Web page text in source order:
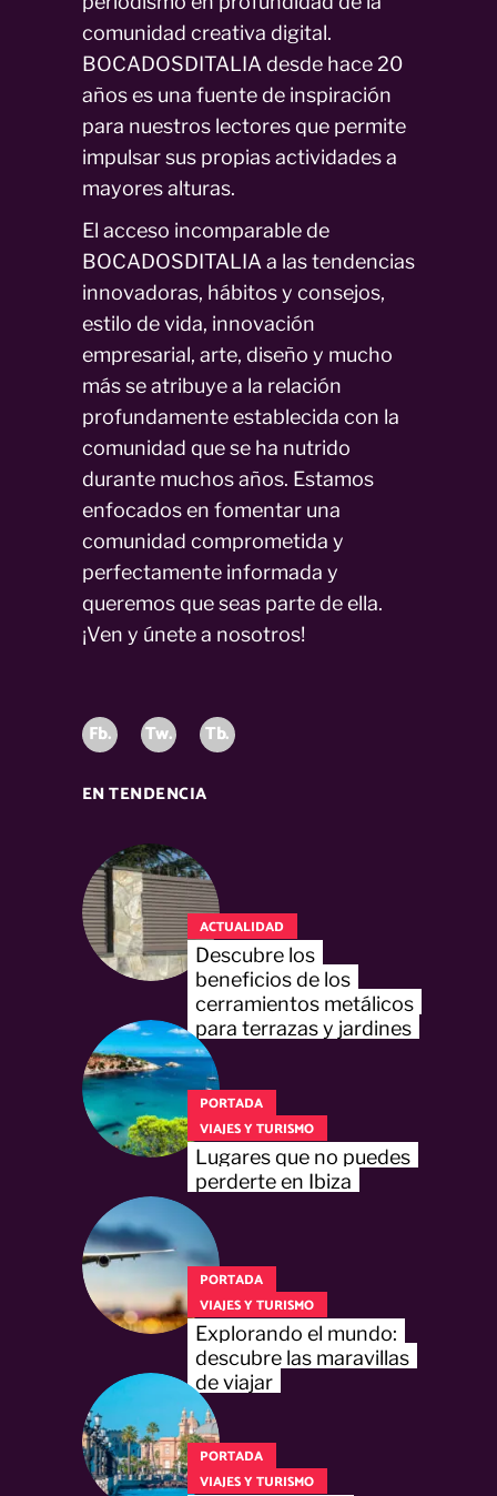
comunidad creativa digital.
BOCADOSDITALIA desde hace 20
años es una fuente de inspiración
para nuestros lectores que permite
impulsar sus propias actividades a
mayores alturas.
El acceso incomparable de
BOCADOSDITALIA a las tendencias
innovadoras, hábitos y consejos,
estilo de vida, innovación
empresarial, arte, diseño y mucho
más se atribuye a la relación
profundamente establecida con la
comunidad que se ha nutrido
durante muchos años. Estamos
enfocados en fomentar una
comunidad comprometida y
perfectamente informada y
queremos que seas parte de ella.
¡Ven y únete a nosotros!
Fb. Tw. Tb.
EN TENDENCIA
ACTUALIDAD
Descubre los
beneficios de los
cerramientos metálicos
para terrazas y jardines
PORTADA
VIAJES Y TURISMO
Lugares que no puedes
perderte en Ibiza
PORTADA
VIAJES Y TURISMO
Explorando el mundo:
descubre las maravillas
de viajar
PORTADA
VIAJES Y TURISMO